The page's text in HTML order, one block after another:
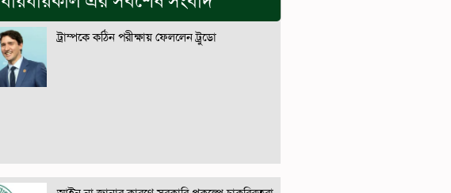
ট্রাম্পকে কঠিন পরীক্ষায় ফেললেন ট্রুডো